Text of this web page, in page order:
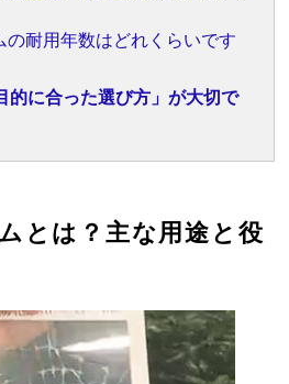
の耐用年数はどれくらいです
的に合った選び方」が大切で
とは？主な用途と役